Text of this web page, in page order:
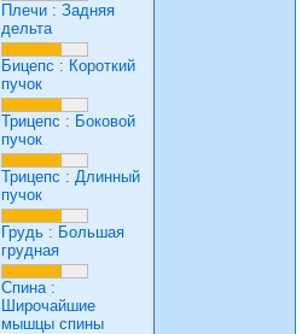
Плечи : Задняя
дельта
Бицепс : Короткий
пучок
Трицепс : Боковой
пучок
Трицепс : Длинный
пучок
Грудь : Большая
грудная
Спина:
Широчайшие
мышцы спины